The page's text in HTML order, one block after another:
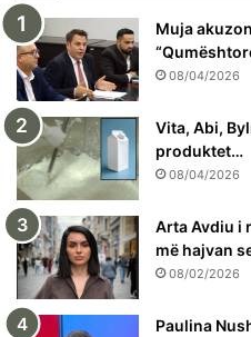
Muja
08/04/2026
Vita, Abi,
produktet…
08/04/2026
Arta Avdiu i
më hajvan
08/02/2026
Paulina